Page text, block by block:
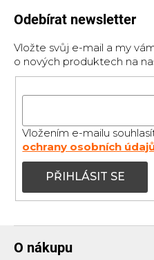
Odebírat newsletter
Vložte svůj e-mail a my
o nových produktech na
Vložením e-mailu
ochrany osobních
PŘIHLÁSIT SE
O nákupu